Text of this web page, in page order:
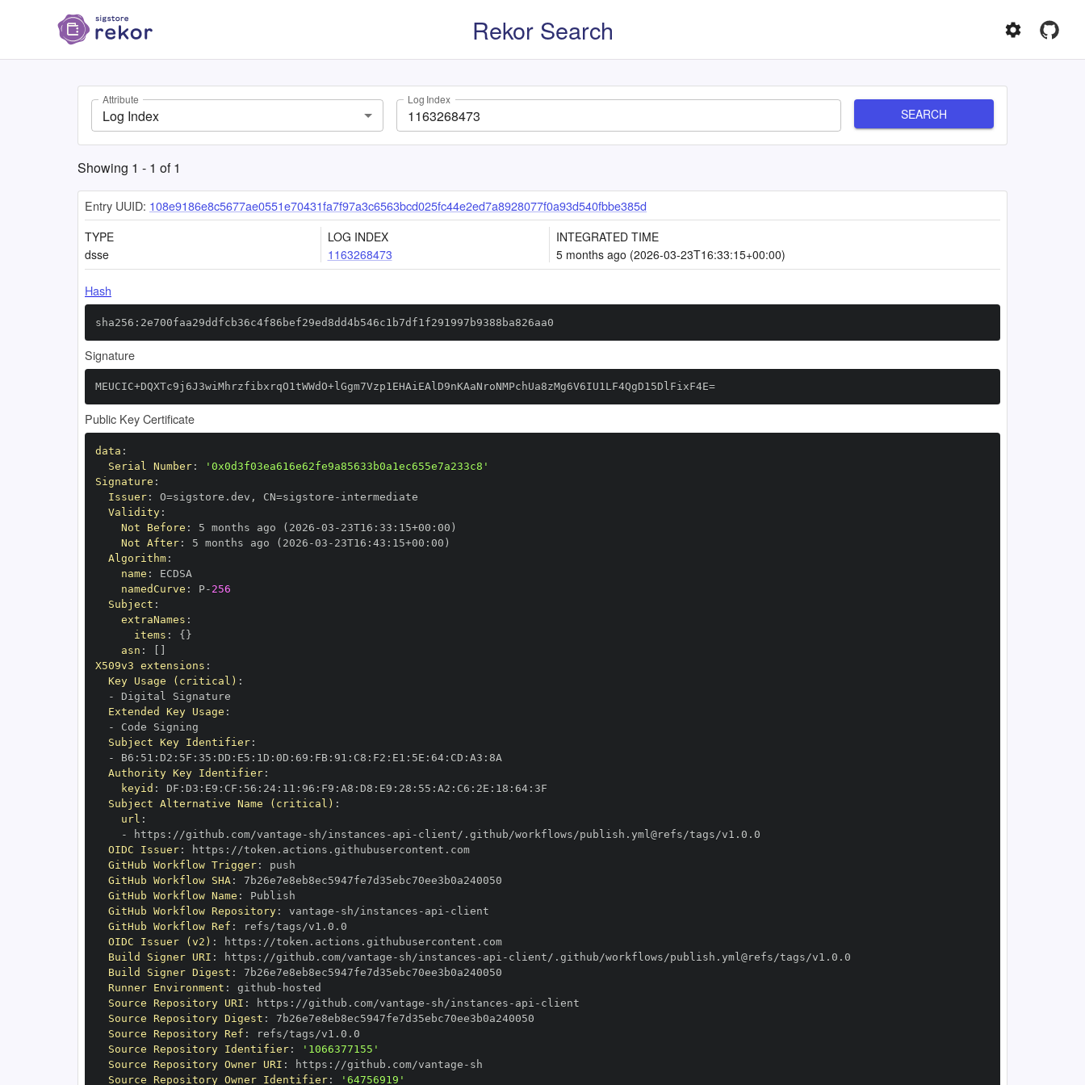
Rekor Search
Attribute
Log Index
Log Index
SEARCH
Showing 1 - 1 of1
Entry UUID: 108e9186e8c5677ae0551e70431fa7f97a3c6563bcd025fc44e2ed7a8928077f0a93d540fbbe385d
TYPE
dsse
LOG INDEX
1163268473
INTEGRATED TIME
5 months ago (2026-03-23T16:33:15+00:00)
Hash
sha256:2e700faa29ddfcb36c4f86bef29ed8dd4b546c1b7df1f291997b9388ba826aa0
Signature
MEUCIC+DQXTc9j6J3wiMhrzfibxrqO1tWWdO+lGgm7Vzp1EHAiEAlD9nKAaNroNMPchUa8zMg6V6IU1LF4QgD15DlFixF4E=
Public Key Certificate
data :
Serial Number:
'0x0d3f03ea616e62fe9a85633b0a1ec655e7a233c8'
Signature :
Issuer: O=sigstore.dev , CN=sigstore -
Validity:
Not Before : 5 months ago (2026 -03 - 23T16 : 33 : 15+00 :
Not After: 5 months ago (2026 -03 - 23T16 : 43 : 15+00 :
Algorithm:
name :
namedCurve : P- 256
Subject :
extraNames :
items : { }
asn :
X509v3 extensions :
Key Usage (critical) :
-
Extended Key Usage :
-
Subject Key Identifier:
-
B6 : 51 : D2 : 5F : 35 : DD : E5 : 1D : 0D : 69 : FB: 91 : C8 : F2 : E1 : 5E : 64: CD : A3 :
Authority Key Identifier:
keyid : DF : D3 : E9 : CF : 56 : 24: 11 : 96 : F9 : A8 : D8 : E9 : 28 : 55 : A2 : C6 : 2E : 18 : 64:
Subject Alternative Name (critical) :
url :
-
https : //github.com/vantage - sh/instances - api -
OIDC Issuer: https :
//token.actions.githubusercontent.com
GitHub Workflow Trigger:
GitHub Workflow SHA:
GitHub Workflow Name :
GitHub Workflow Repository: vantage - sh/instances - api -
GitHub Workflow Ref :
OIDC Issuer (v2) : https :
//token.actions.githubusercontent.com
Build Signer URI : https : //github.com/vantage - sh/instances - api -
Build Signer Digest :
Runner Environment : github -
Source Repository URI : https : //github.com/vantage - sh/instances - api -
Source Repository Digest :
Source Repository Ref :
Source Repository Identifier:
'1066377155'
Source Repository Owner URI : https : //github.com/vantage -
Source Repository Owner Identifier: '64756919'